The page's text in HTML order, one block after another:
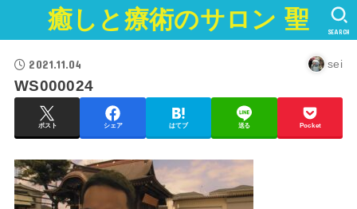
癒しと療術のサロン 聖 SEARCH
2021.11.04 sei
WS000024
ポスト シェア はてブ 送る Pocket